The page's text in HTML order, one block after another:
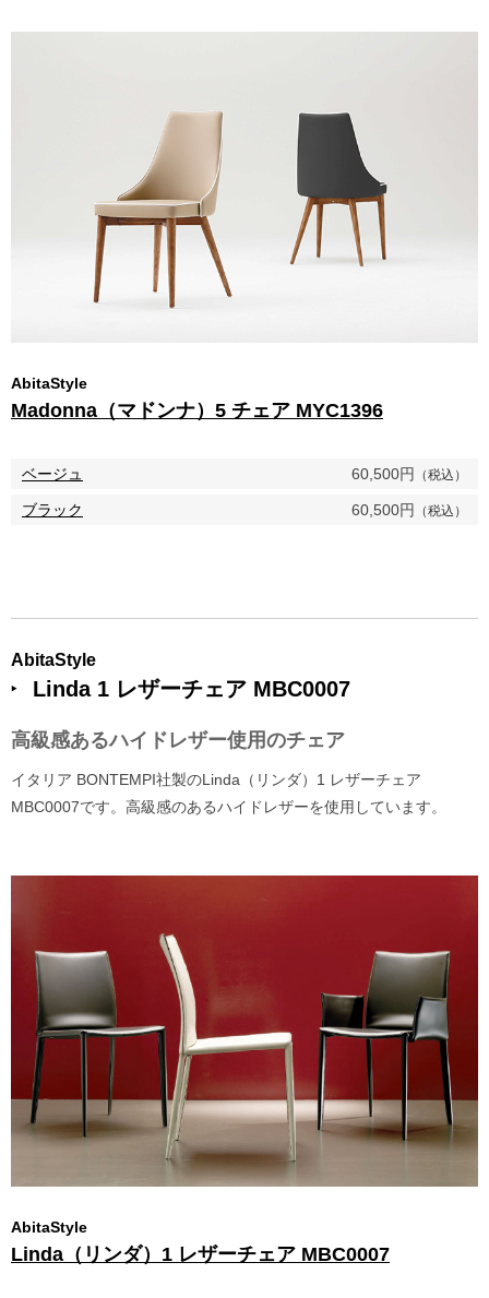
AbitaStyle
Madonna（マドンナ）5 チェア MYC1396
ベージュ 60,500円 （税込）
ブラック 60,500円 （税込）
AbitaStyle
Linda 1 レザーチェア MBC0007
高級感あるハイドレザー使用のチェア
イタリア BONTEMPI社製のLinda（リンダ）1 レザーチェア
MBC0007です。高級感のあるハイドレザーを使用しています。
AbitaStyle
Linda（リンダ）1 レザーチェア MBC0007